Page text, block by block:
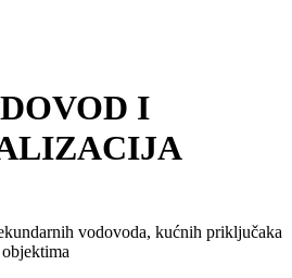
I
vodovoda, kućnih priključaka